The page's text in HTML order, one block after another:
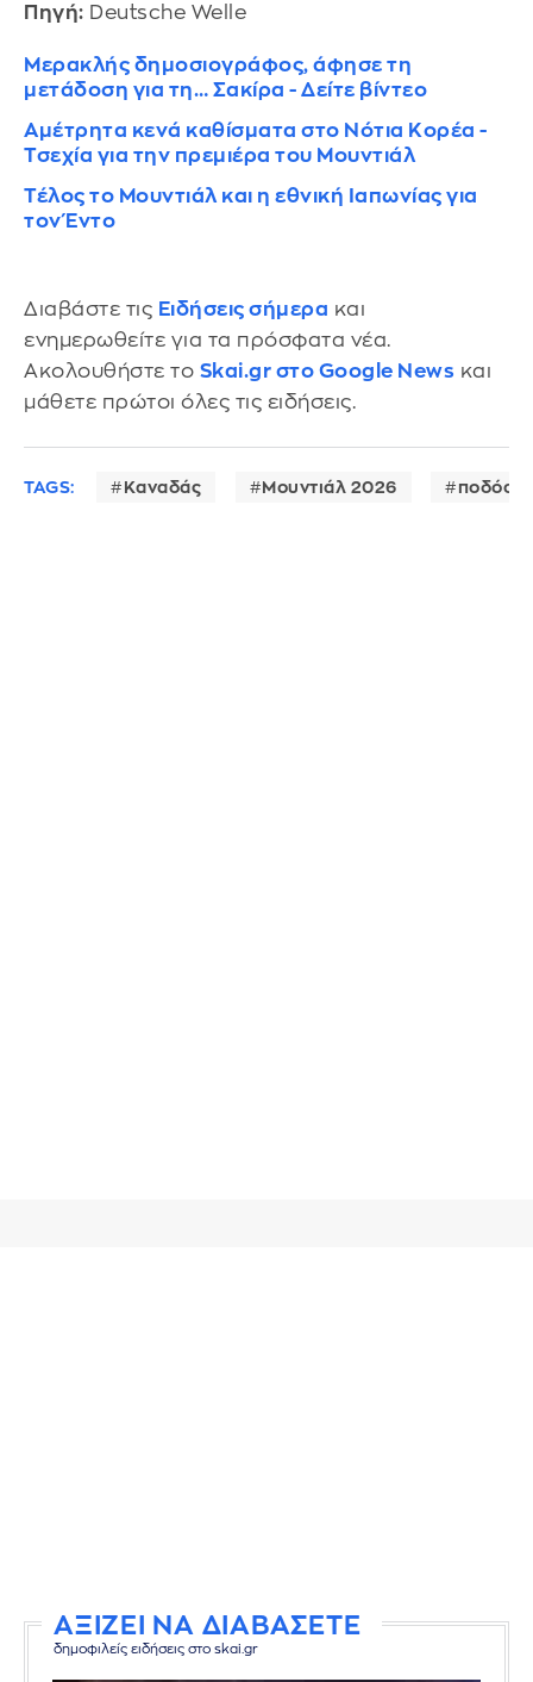
Πηγή: Deutsche Welle
Μερακλής δημοσιογράφος, άφησε τη
μετάδοση για τη… Σακίρα - Δείτε βίντεο
Αμέτρητα κενά καθίσματα στο Νότια Κορέα -
Τσεχία για την πρεμιέρα του Μουντιάλ
Τέλος το Μουντιάλ και η εθνική Ιαπωνίας για
τον Έντο
Διαβάστε τις Ειδήσεις σήμερα και
ενημερωθείτε για τα πρόσφατα νέα.
Ακολουθήστε το Skai.gr στο Google News και
μάθετε πρώτοι όλες τις ειδήσεις.
TAGS: Καναδάς Μουντιάλ 2026
ΑΞΙΖΕΙ ΝΑ ΔΙΑΒΑΣΕΤΕ
δημοφιλείς ειδήσεις στο skai.gr